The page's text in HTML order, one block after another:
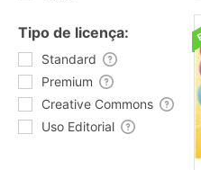
Tipo de licença:
Standard
Premium
Creative Commons
Uso Editorial